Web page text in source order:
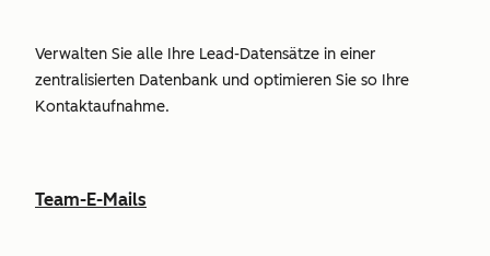
Verwalten Sie alle Ihre Lead-Datensätze in einer
zentralisierten Datenbank und optimieren Sie so Ihre
Kontaktaufnahme.
Team-E-Mails